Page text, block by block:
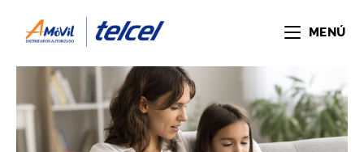
MENÚ